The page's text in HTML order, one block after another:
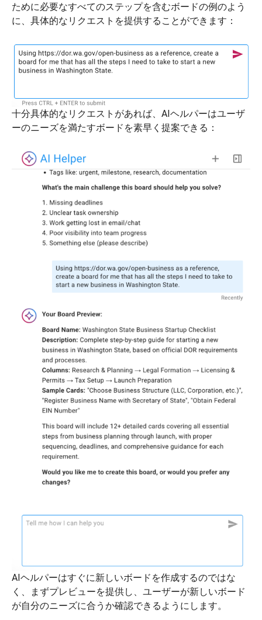
ために必要なすべてのステップを含むボードの例のよう
に、具体的なリクエストを提供することができます：
十分具体的なリクエストがあれば、AIヘルパーはユーザ
ーのニーズを満たすボードを素早く提案できる：
AIヘルパーはすぐに新しいボードを作成するのではな
く、まずプレビューを提供し、ユーザーが新しいボード
が自分のニーズに合うか確認できるようにします。